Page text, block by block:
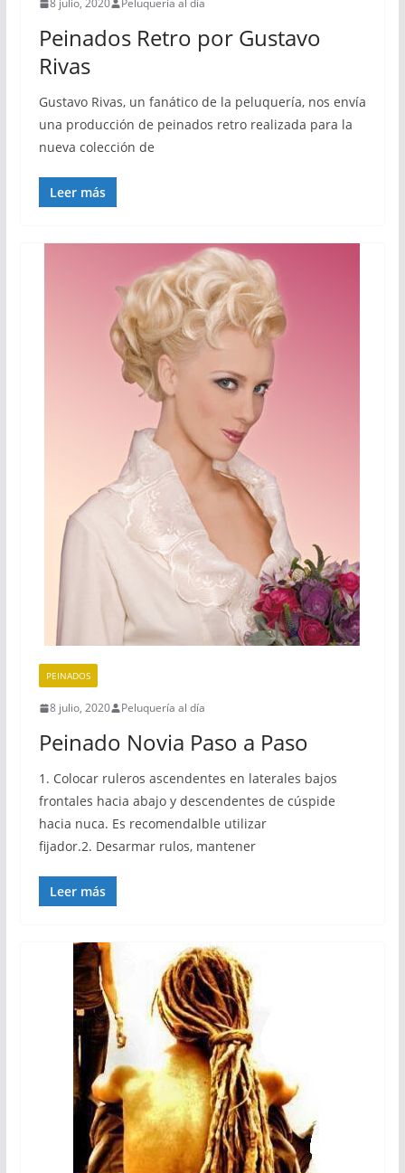
8 julio, 2020 Peluquería al día
Peinados Retro por Gustavo
Rivas
Gustavo Rivas, un fanático de la peluquería, nos envía
una producción de peinados retro realizada para la
nueva colección de
Leer más
PEINADOS
8 julio, 2020 Peluquería al día
Peinado Novia Paso a Paso
1. Colocar ruleros ascendentes en laterales bajos
frontales hacia abajo y descendentes de cúspide
hacia nuca. Es recomendalble utilizar
fijador.2. Desarmar rulos, mantener
Leer más